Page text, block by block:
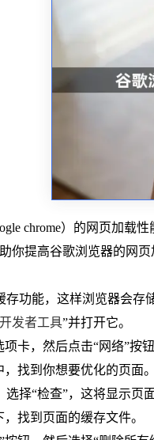
chrome）的网页加载
你提高谷歌浏览器的网页
存功能，这样浏览器会存
开发者工具”并打开它。
卡，然后点击“网络”按钮
，找到你想要优化的页面。
择“检查”，这将显示页
找到页面的缓存文件。